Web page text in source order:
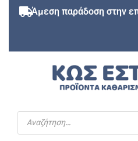
Άμεση παράδοση στην